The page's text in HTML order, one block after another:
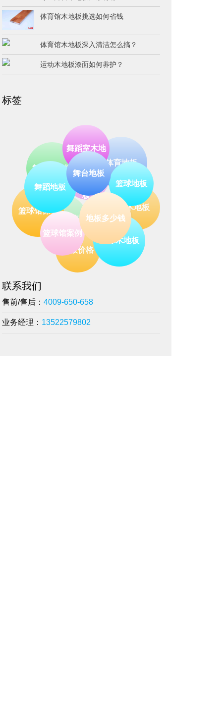
体育馆木地板挑选如何省钱
体育馆木地板深入清洁怎么搞？
运动木地板漆面如何养护？
标签
凯洁 木地板
篮球木地板
地板价格
运动木地板
体育地板
篮球地板
地板多少钱
篮球馆案例
篮球馆保养
舞台木地板
舞蹈室木地
舞台地板
舞蹈地板
联系我们
售前/售后： 4009-650-658
业务经理： 13522579802